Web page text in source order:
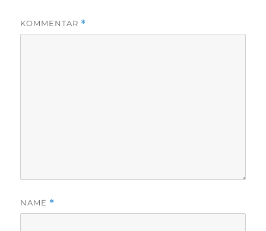
KOMMENTAR *
NAME *